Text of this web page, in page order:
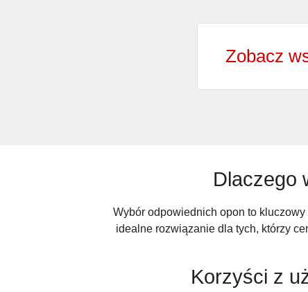
Zobacz
Dlaczego
Wybór odpowiednich opon to
idealne rozwiązanie dla tych, którzy
Korzyści z